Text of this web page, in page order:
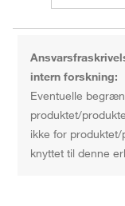
intern forskning:
Eventuelle
produktet/
ikke for
knyttet til denne